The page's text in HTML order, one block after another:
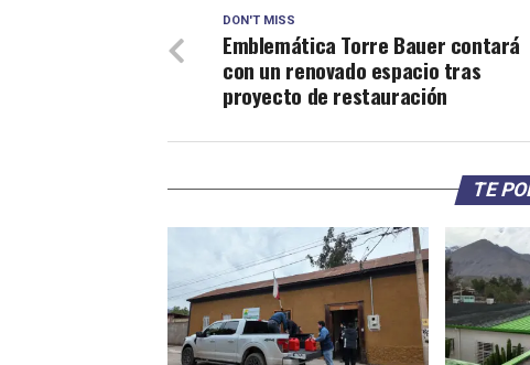
DON'T MISS
Emblemática Torre Bauer contará
con un renovado espacio tras
proyecto de restauración
TE